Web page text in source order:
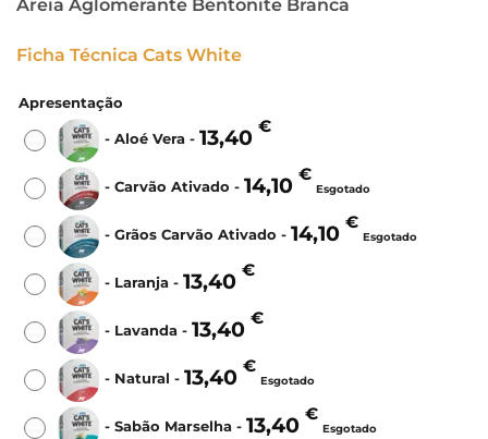
13,40 €
through
14,10 €
Areia Aglomerante Bentonite Branca
Ficha Técnica Cats White
Apresentação
- Aloé Vera - 13,40 €
- Carvão Ativado - 14,10 €
Esgotado
- Grãos Carvão Ativado - 14,10 €
Esgotado
- Laranja - 13,40 €
- Lavanda - 13,40 €
- Natural - 13,40 €
Esgotado
- Sabão Marselha - 13,40 €
Esgotado